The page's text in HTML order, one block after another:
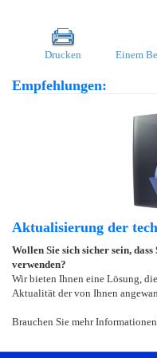
Drucken Einem
Empfehlungen:
Aktualisierung der
Wollen Sie sich sicher sein,
verwenden?
Wir bieten Ihnen eine Lösung,
Aktualität der von Ihnen
Brauchen Sie mehr